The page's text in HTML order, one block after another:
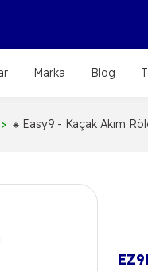
Marka Blog
⁕ Easy9 - Kaçak Akım